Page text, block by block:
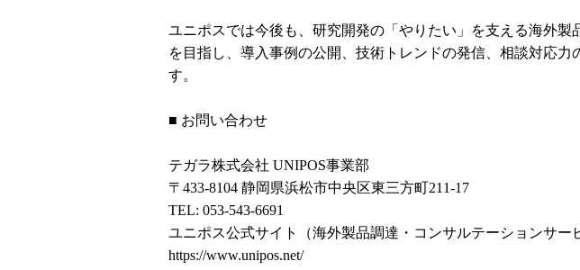
ユニポスでは今後も、研究開発の「やりたい」を支える海外製
を目指し、導入事例の公開、技術トレンドの発信、相談対応力
す。
■ お問い合わせ
テガラ株式会社 UNIPOS事業部
〒433-8104 静岡県浜松市中央区東三方町211-17
TEL: 053-543-6691
ユニポス公式サイト（海外製品調達・コンサルテーションサー
https://www.unipos.net/